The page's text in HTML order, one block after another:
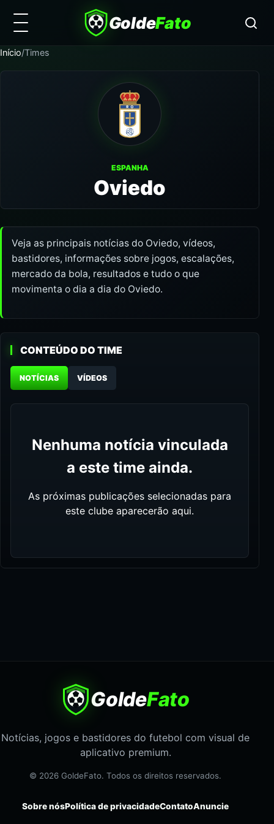
GoldeFato
Início/Times
ESPANHA
Oviedo
Veja as principais notícias do Oviedo, vídeos,
bastidores, informações sobre jogos, escalações,
mercado da bola, resultados e tudo o que
movimenta o dia a dia do Oviedo.
CONTEÚDO DO TIME
NOTÍCIAS VÍDEOS
Nenhuma notícia vinculada
a este time ainda.
As próximas publicações selecionadas para
este clube aparecerão aqui.
GoldeFato
Notícias, jogos e bastidores do futebol com visual de
aplicativo premium.
© 2026 GoldeFato. Todos os direitos reservados.
Sobre nósPolítica de privacidadeContatoAnuncie